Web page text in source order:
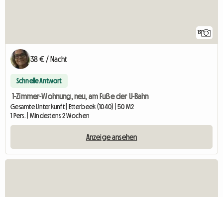
12
38 € / Nacht
Schnelle Antwort
1-Zimmer-Wohnung, neu, am Fuße der U-Bahn
Gesamte Unterkunft | Etterbeek (1040) | 50 M2
1 Pers. | Mindestens 2 Wochen
Anzeige ansehen